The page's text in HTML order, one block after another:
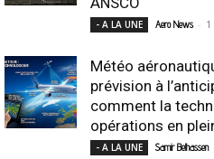
- A LA UNE Aero News -
Météo
prévision à
comment la
opérations en
- A LA UNE Samir Belhassen